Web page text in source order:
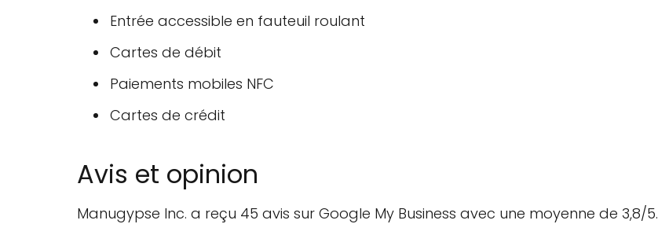
Entrée accessible en fauteuil roulant
Cartes de débit
Paiements mobiles NFC
Cartes de crédit
Avis et opinion
Manugypse Inc. a reçu 45 avis sur Google My Business avec une moyenne de 3,8/5.